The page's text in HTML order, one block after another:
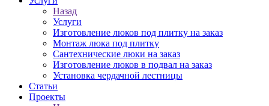
Назад
Услуги
Изготовление люков под плитку на заказ
Монтаж люка под плитку
Сантехнические люки на заказ
Изготовление люков в подвал на заказ
Установка чердачной лестницы
Статьи
Проекты